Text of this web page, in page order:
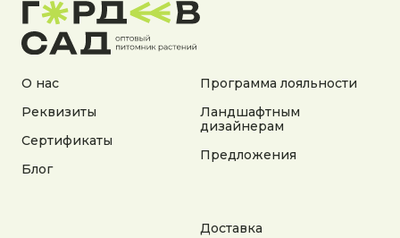
О нас
Реквизиты
Сертификаты
Блог
Программа лояльности
Ландшафтным
дизайнерам
Предложения
Доставка
Адрес:
Калужская область, Боровский район, сельское
поселение Асеньевское, деревня Гордеево